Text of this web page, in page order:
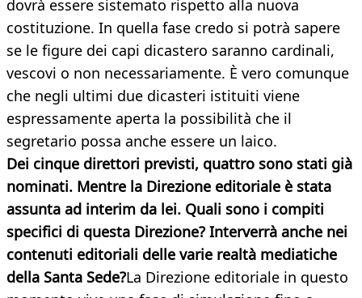
dovrà essere sistemato rispetto alla nuova
costituzione. In quella fase credo si potrà sapere
se le figure dei capi dicastero saranno cardinali,
vescovi o non necessariamente. È vero comunque
che negli ultimi due dicasteri istituiti viene
espressamente aperta la possibilità che il
segretario possa anche essere un laico.
Dei cinque direttori previsti, quattro sono stati già
nominati. Mentre la Direzione editoriale è stata
assunta ad interim da lei. Quali sono i compiti
specifici di questa Direzione? Interverrà anche nei
contenuti editoriali delle varie realtà mediatiche
della Santa Sede?La Direzione editoriale in questo